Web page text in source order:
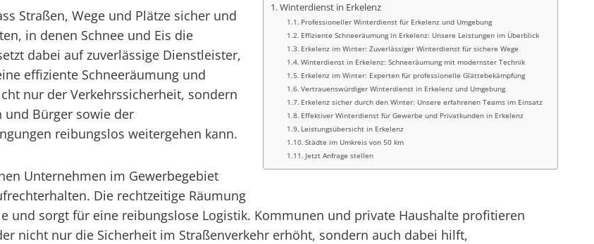
Winterdienst in Erkelenz
Professioneller Winterdienst für Erkelenz und Umgebung
Effiziente Schneeräumung in Erkelenz: Unsere Leistungen im Überblick
Erkelenz im Winter: Zuverlässiger Winterdienst für sichere Wege
Winterdienst in Erkelenz: Schneeräumung mit modernster Technik
Erkelenz im Winter: Experten für professionelle Glättebekämpfung
Vertrauenswürdiger Winterdienst in Erkelenz und Umgebung
Erkelenz sicher durch den Winter: Unsere erfahrenen Teams im Einsatz
Effektiver Winterdienst für Gewerbe und Privatkunden in Erkelenz
Leistungsübersicht in Erkelenz
Städte im Umkreis von 50 km
Jetzt Anfrage stellen
Straßen, Wege und Plätze sicher und
in denen Schnee und Eis die
dabei auf zuverlässige Dienstleister,
effiziente Schneeräumung und
nur der Verkehrssicherheit, sondern
und Bürger sowie der
reibungslos weitergehen kann.
Unternehmen im Gewerbegebiet
Die rechtzeitige Räumung
und sorgt für eine reibungslose Logistik. Kommunen und private Haushalte profitieren
nicht nur die Sicherheit im Straßenverkehr erhöht, sondern auch dabei hilft,